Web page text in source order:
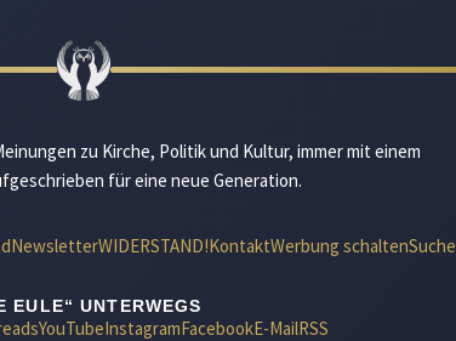
zu Kirche, Politik und Kultur, immer mit einem
für eine neue Generation.
NewsletterWIDERSTAND!KontaktWerbung schaltenSuche
EULE“ UNTERWEGS
YouTubeInstagramFacebookE-MailRSS